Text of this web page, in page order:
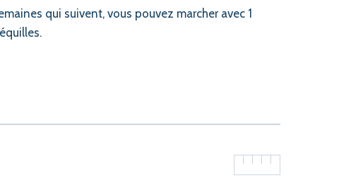
qui suivent, vous pouvez marcher avec 1